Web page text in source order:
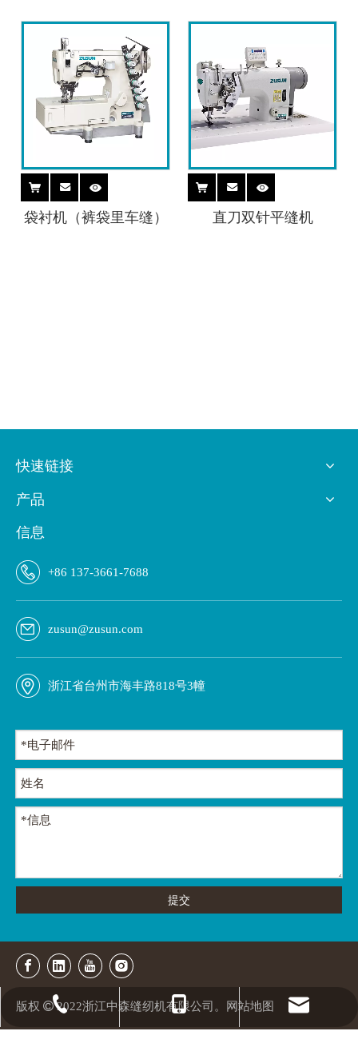
袋衬机（裤袋里车缝） 直刀双针平缝机
快速链接
产品
+86-576-82735000
+86 137-3661-7688
zusun@zusun.com
信息
+86 137-3661-7688
zusun@zusun.com
浙江省台州市海丰路818号3幢
提交
版权 2022浙江中森缝纫机有限公司。 网站地图